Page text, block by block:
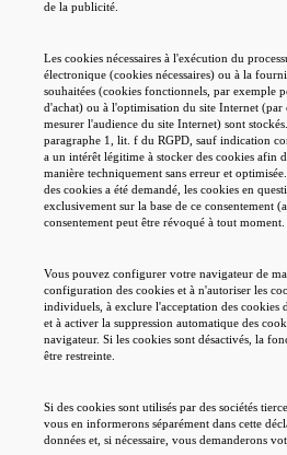
de la publicité.
Les cookies nécessaires à l'exécution du
électronique (cookies nécessaires) ou à la
souhaitées (cookies fonctionnels, par exemple
d'achat) ou à l'optimisation du site Internet (par
mesurer l'audience du site Internet) sont
paragraphe 1, lit. f du RGPD, sauf indication
a un intérêt légitime à stocker des cookies afin
manière techniquement sans erreur et
des cookies a été demandé, les cookies en
exclusivement sur la base de ce consentement
consentement peut être révoqué à tout moment.
Vous pouvez configurer votre navigateur de
configuration des cookies et à n'autoriser les
individuels, à exclure l'acceptation des cookies
et à activer la suppression automatique des
navigateur. Si les cookies sont désactivés, la
être restreinte.
Si des cookies sont utilisés par des sociétés
vous en informerons séparément dans cette
données et, si nécessaire, vous demanderons